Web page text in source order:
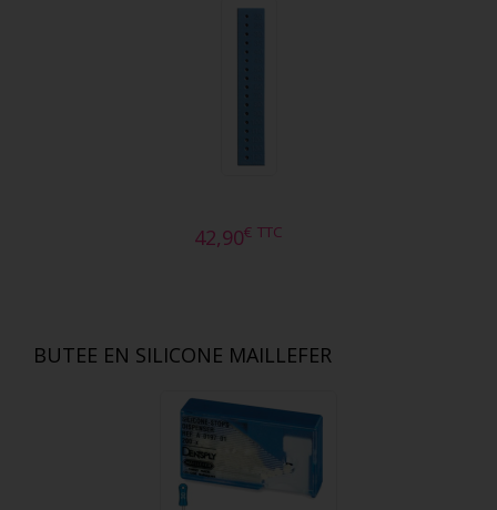
42,90€ TTC
BUTEE EN SILICONE MAILLEFER